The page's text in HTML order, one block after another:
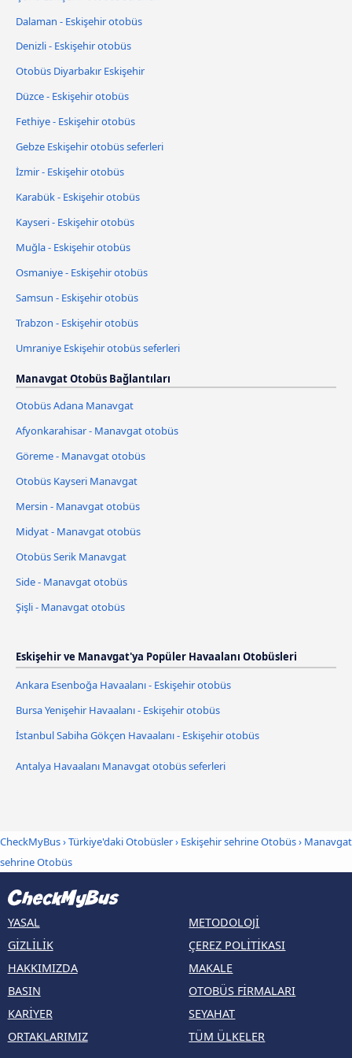
Dalaman - Eskişehir otobüs
Denizli - Eskişehir otobüs
Otobüs Diyarbakır Eskişehir
Düzce - Eskişehir otobüs
Fethiye - Eskişehir otobüs
Gebze Eskişehir otobüs seferleri
İzmir - Eskişehir otobüs
Karabük - Eskişehir otobüs
Kayseri - Eskişehir otobüs
Muğla - Eskişehir otobüs
Osmaniye - Eskişehir otobüs
Samsun - Eskişehir otobüs
Trabzon - Eskişehir otobüs
Umraniye Eskişehir otobüs seferleri
Manavgat Otobüs Bağlantıları
Otobüs Adana Manavgat
Afyonkarahisar - Manavgat otobüs
Göreme - Manavgat otobüs
Otobüs Kayseri Manavgat
Mersin - Manavgat otobüs
Midyat - Manavgat otobüs
Otobüs Serik Manavgat
Side - Manavgat otobüs
Şişli - Manavgat otobüs
Eskişehir ve Manavgat'ya Popüler Havaalanı Otobüsleri
Ankara Esenboğa Havaalanı - Eskişehir otobüs
Bursa Yenişehir Havaalanı - Eskişehir otobüs
İstanbul Sabiha Gökçen Havaalanı - Eskişehir otobüs
Antalya Havaalanı Manavgat otobüs seferleri
CheckMyBus›Türkiye'daki Otobüsler› Eskişehir sehrine Otobüs› Manavgat
sehrine Otobüs
YASAL
GIZLILIK
HAKKIMIZDA
BASIN
KARIYER
ORTAKLARIMIZ
METODOLOJI
ÇEREZ POLITIKASI
MAKALE
OTOBÜS FIRMALARI
SEYAHAT
TÜM ÜLKELER